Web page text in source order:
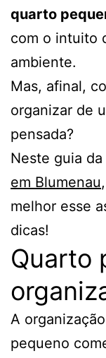
quarto
com o intuito
ambiente.
Mas, afinal,
organizar de
pensada?
Neste guia
em Blumenau
melhor esse
dicas!
Quarto
A
pequeno